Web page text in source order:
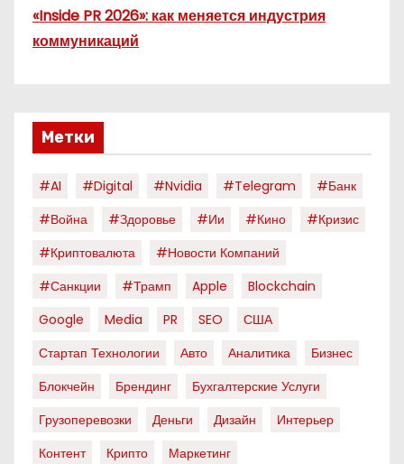
«Inside PR 2026»: как меняется индустрия
коммуникаций
Метки
#AI #digital #nvidia #telegram
#банк
#война
#здоровье #ии #кино
#кризис
#криптовалюта
#новости Компаний
#санкции
#трамп Apple
Blockchain
Google
Media PR SEO
США
Стартап Технологии
Авто Аналитика
Бизнес
Блокчейн
Брендинг
Бухгалтерские Услуги
Грузоперевозки
Деньги Дизайн
Интерьер
Контент
Крипто
Маркетинг